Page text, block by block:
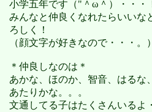
小学五年です（"＾ω＾）・・・
みんなと仲良くなれたらいいな
ろしく！
（顔文字が好きなので・・・。）
＊仲良しなのは＊
あかな、ほのか、智音、は
あたりかな。。。
文通してる子はたくさんいるよ